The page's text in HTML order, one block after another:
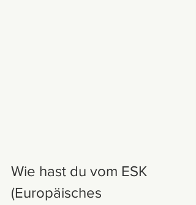
Wie hast du vom ESK
(Europäisches